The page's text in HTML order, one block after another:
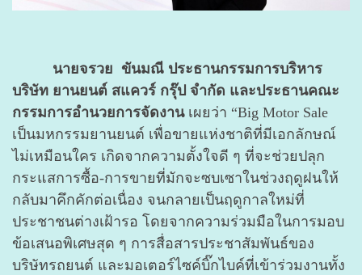
นายจรวย ขันมณี ประธานกรรมการบริหาร
บริษัท ยานยนต์ สแควร์ กรุ๊ป จำกัด และประธานคณะ
กรรมการอำนวยการจัดงานเผยว่า “Big Motor Sale
เป็นมหกรรมยานยนต์ เพื่อขายแห่งชาติที่มีเอกลักษณ์
ไม่เหมือนใคร เกิดจากความตั้งใจดี ๆ ที่จะช่วยปลุก
กระแสการซื้อ-การขายที่มักจะซบเซาในช่วงฤดูฝนให้
กลับมาคึกคักต่อเนื่อง จนกลายเป็นฤดูกาลใหม่ที่
ประชาชนต่างเฝ้ารอ โดยจากความร่วมมือในการมอบ
ข้อเสนอพิเศษสุด ๆ การสื่อสารประชาสัมพันธ์ของ
บริษัทรถยนต์ และมอเตอร์ไซค์บิ๊กไบค์ที่เข้าร่วมงานทั้ง